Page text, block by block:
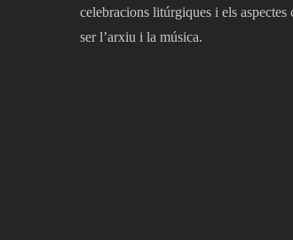
celebracions litúrgiques i els
ser l’arxiu i la música.